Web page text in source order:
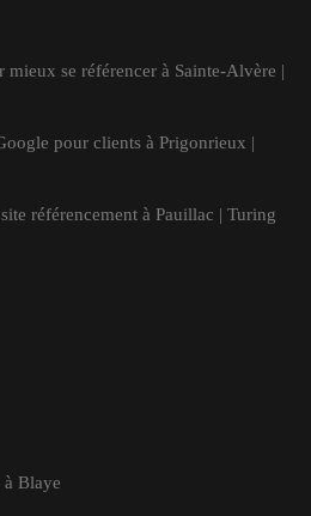
mieux se référencer à Sainte-Alvère |
pour clients à Prigonrieux |
référencement à Pauillac | Turing
à Blaye